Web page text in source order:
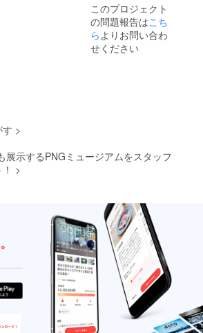
るネー
ムを備
考欄に
ご記入
くださ
このプロジェクト
の問題報告はこち
ら よりお問い合わ
せください
>
展示するPNGミュージアムをスタッフ
>